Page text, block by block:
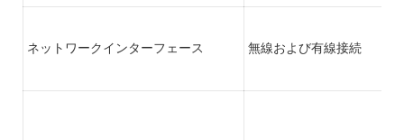
ネットワークインターフェース 無線および有線接続